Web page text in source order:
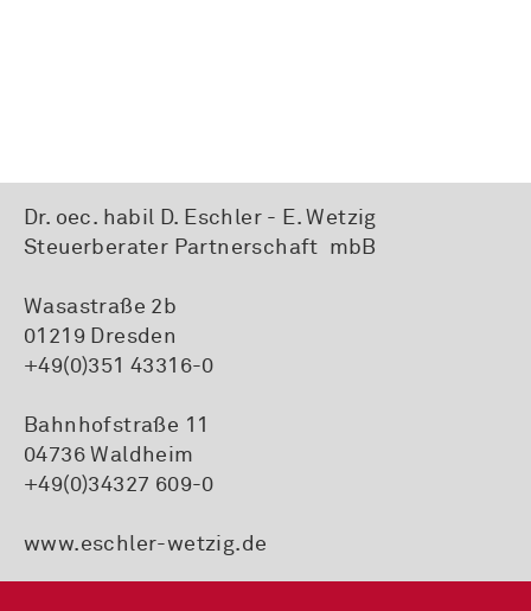
Dr. oec. habil D. Eschler - E. Wetzig
Steuerberater Partnerschaft mbB
Wasastraße 2b
01219 Dresden
+49(0)351 43316-0
Bahnhofstraße 11
04736 Waldheim
+49(0)34327 609-0
www.eschler-wetzig.de